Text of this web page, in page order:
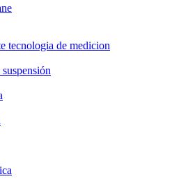
tecnologia de medicion